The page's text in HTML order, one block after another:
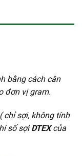
bằng cách cân
đơn vị gram.
chỉ sợi, không tính
số sợiDTEXcủa